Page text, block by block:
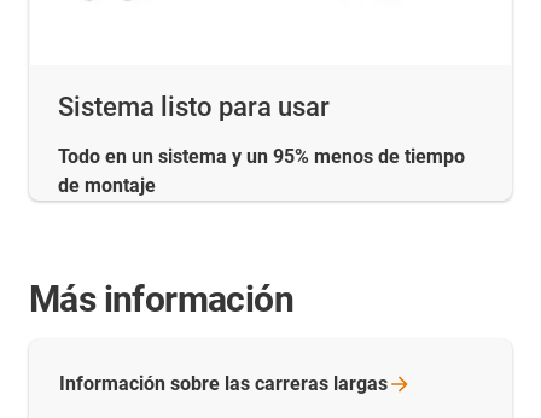
Sistema listo para usar
Todo en un sistema y un 95% menos de tiempo
de montaje
Más información
Información sobre las carreras largas